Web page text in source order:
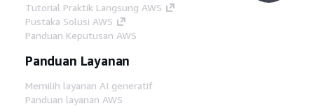
Tutorial Praktik Langsung AWS
Pustaka Solusi AWS
Panduan Keputusan AWS
Panduan Layanan
Memilih layanan AI generatif
Panduan layanan AWS